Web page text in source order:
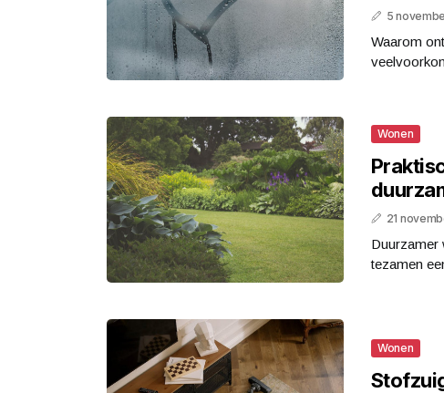
5
Waarom
Wonen
21
Duurzamer
tezamen
Wonen